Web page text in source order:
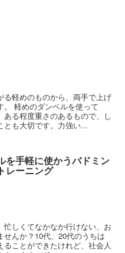
る軽めのものから、両手で上げ
。 軽めのダンベルを使って
る程度重さのあるもので、し
とも大切です。力強い...
を手軽に使かうバドミン
レーニング
しくてなかなか行けない、お
んか？10代、20代のうちは
ことができたけれど、社会人